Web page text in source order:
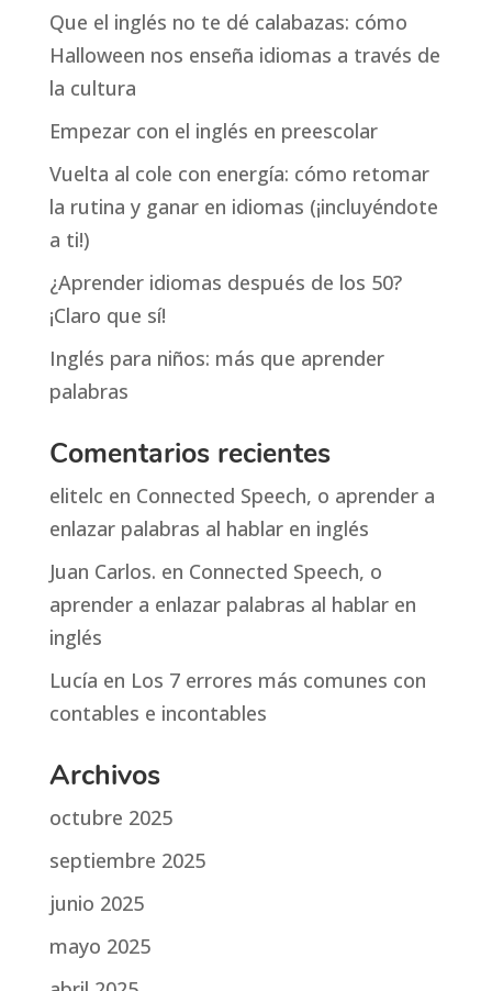
Que el inglés no te dé calabazas: cómo
Halloween nos enseña idiomas a través de
la cultura
Empezar con el inglés en preescolar
Vuelta al cole con energía: cómo retomar
la rutina y ganar en idiomas (¡incluyéndote
a ti!)
¿Aprender idiomas después de los 50?
¡Claro que sí!
Inglés para niños: más que aprender
palabras
Comentarios recientes
elitelc en Connected Speech, o aprender a
enlazar palabras al hablar en inglés
Juan Carlos. en Connected Speech, o
aprender a enlazar palabras al hablar en
inglés
Lucía en Los 7 errores más comunes con
contables e incontables
Archivos
octubre 2025
septiembre 2025
junio 2025
mayo 2025